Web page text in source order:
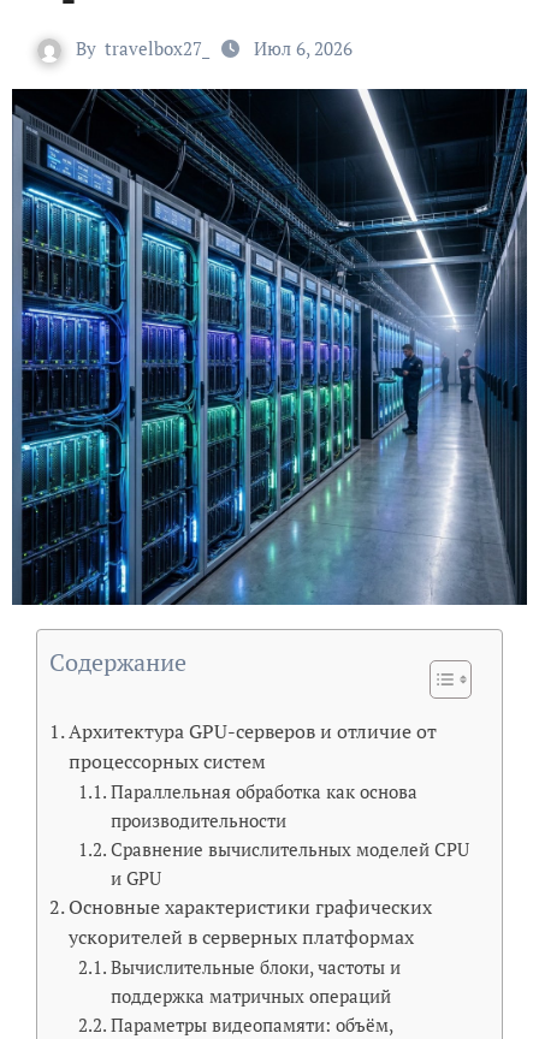
By travelbox27_ Июл 6, 2026
Содержание
Архитектура GPU-серверов и отличие от
процессорных систем
Параллельная обработка как основа
производительности
Сравнение вычислительных моделей CPU
и GPU
Основные характеристики графических
ускорителей в серверных платформах
Вычислительные блоки, частоты и
поддержка матричных операций
Параметры видеопамяти: объём,